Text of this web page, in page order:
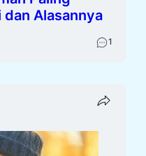
dan Alasannya
1